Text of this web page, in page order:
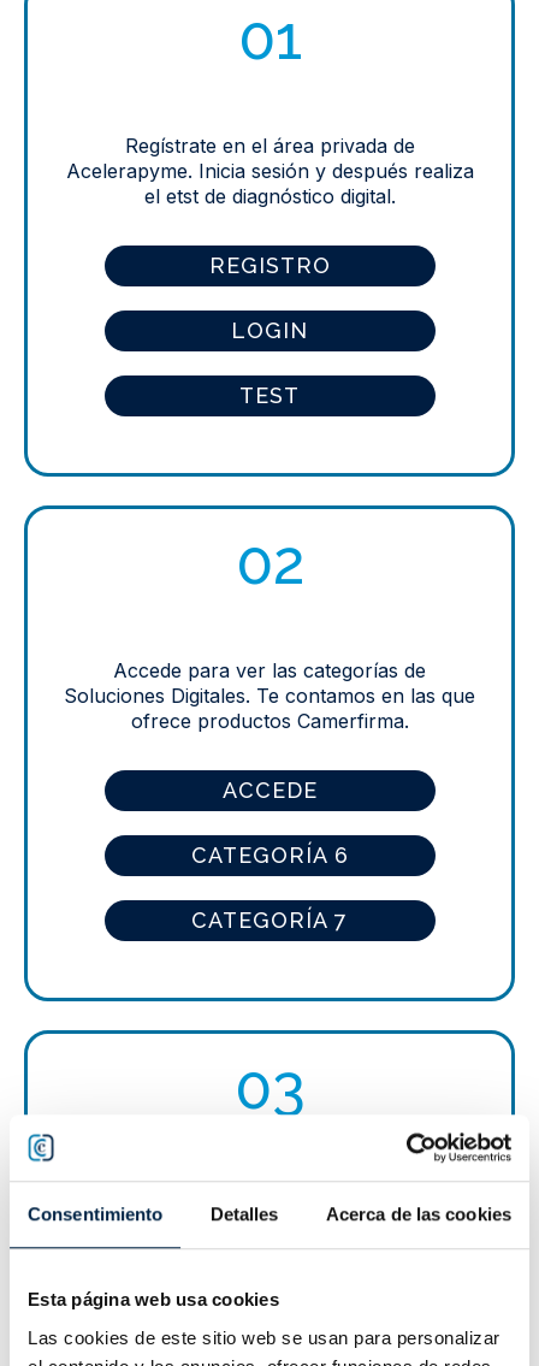
Consentimiento Detalles Acerca de las cookies
Esta página web usa cookies
Las cookies de este sitio web se usan para personalizar
01
Regístrate en el área privada de
Acelerapyme. Inicia sesión y después realiza
el etst de diagnóstico digital.
REGISTRO
LOGIN
TEST
02
Accede para ver las categorías de
Soluciones Digitales. Te contamos en las que
ofrece productos Camerfirma.
ACCEDE
CATEGORÍA 6
CATEGORÍA 7
03
convocatoria.
10 - 49 TRABAJADORES
3 - 9 TRABAJADORES